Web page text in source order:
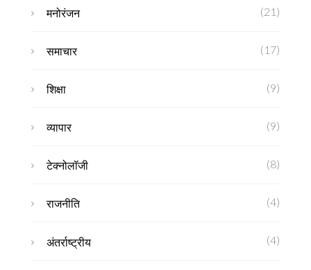
मनोरंजन (21)
समाचार (17)
शिक्षा (9)
व्यापार (9)
टेक्नोलॉजी (8)
राजनीति (4)
अंतर्राष्ट्रीय (4)